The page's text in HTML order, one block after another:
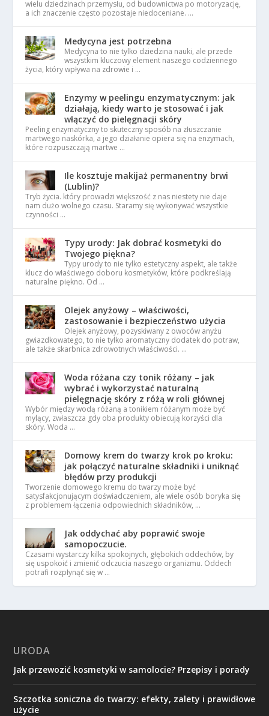
wielu dziedzinach przemysłu, od budownictwa po motoryzację,
a ich znaczenie często pozostaje niedoceniane. …
Medycyna jest potrzebna
Medycyna to nie tylko dziedzina nauki, ale przede
wszystkim kluczowy element naszego codziennego
życia, który wpływa na zdrowie i …
Enzymy w peelingu enzymatycznym: jak
działają, kiedy warto je stosować i jak
włączyć do pielęgnacji skóry
Peeling enzymatyczny to skuteczny sposób na złuszczanie
martwego naskórka, a jego działanie opiera się na enzymach,
które rozpuszczają martwe …
Ile kosztuje makijaż permanentny brwi
(Lublin)?
Tryb życia. który prowadzi większość z nas niestety nie daje
nam dużo wolnego czasu. Staramy się wykonywać wszystkie
czynności …
Typy urody: Jak dobrać kosmetyki do
Twojego piękna?
Typy urody to nie tylko estetyczny aspekt, ale także
klucz do właściwego doboru kosmetyków, które podkreślają
naturalne piękno. Od …
Olejek anyżowy – właściwości,
zastosowanie i bezpieczeństwo użycia
Olejek anyżowy, pozyskiwany z owoców anyżu
gwiazdkowatego, to nie tylko aromatyczny dodatek do potraw,
ale także skarbnica zdrowotnych właściwości. …
Woda różana czy tonik różany – jak
wybrać i wykorzystać naturalną
pielęgnację skóry z różą w roli głównej
Wybór między wodą różaną a tonikiem różanym może być
mylący, zwłaszcza gdy oba produkty obiecują korzyści dla
skóry. Woda …
Domowy krem do twarzy krok po kroku:
jak połączyć naturalne składniki i uniknąć
błędów przy produkcji
Tworzenie domowego kremu do twarzy może być
satysfakcjonującym doświadczeniem, ale wiele osób boryka się
z problemem łączenia odpowiednich składników, …
Jak oddychać aby poprawić swoje
samopoczucie.
Czasami wystarczy kilka spokojnych, głębokich oddechów, by
się uspokoić i zmienić odczucia naszego organizmu. Oddech
potrafi rozpłynąć się w …
URODA
Jak przewozić kosmetyki w samolocie? Przepisy i porady
Szczotka soniczna do twarzy: efekty, zalety i prawidłowe
użycie